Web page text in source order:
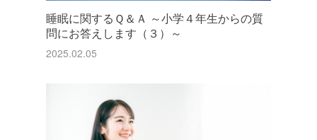
睡眠に関するＱ＆Ａ ～小学４年生からの質
問にお答えします（３）～
2025.02.05